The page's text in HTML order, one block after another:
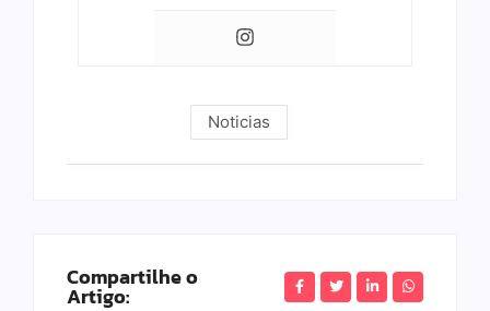
Noticias
Compartilhe o
Artigo: